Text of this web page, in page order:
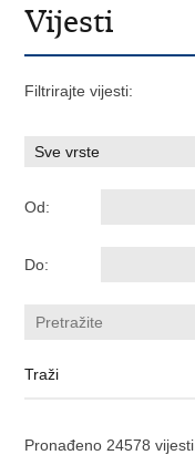
Vijesti
Filtrirajte vijesti:
Od:
Do:
Pronađeno 24578 vijesti.